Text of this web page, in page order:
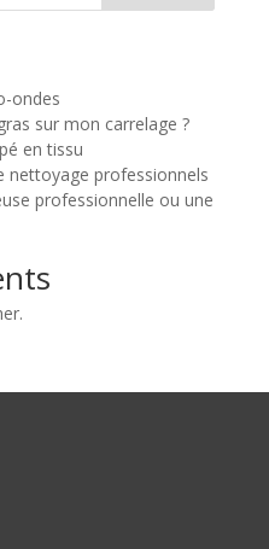
ondes
sur mon carrelage ?
en tissu
nettoyage professionnels
professionnelle ou une